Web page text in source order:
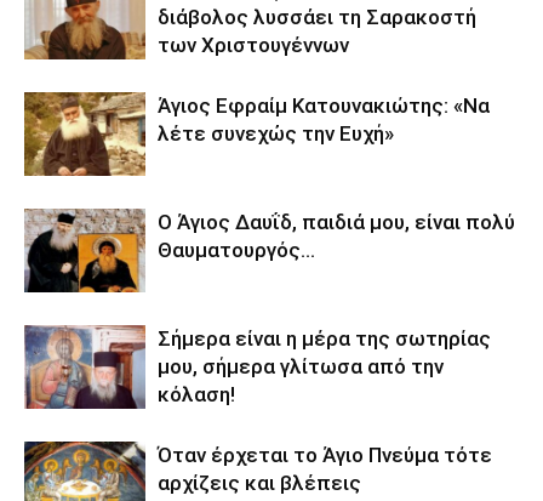
διάβολος λυσσάει τη Σαρακοστή
των Χριστουγέννων
Άγιος Εφραίμ Κατουνακιώτης: «Να
λέτε συνεχὠς την Ευχή»
Ο Άγιος Δαυΐδ, παιδιά μου, είναι πολύ
Θαυματουργός…
Σήμερα είναι η μέρα της σωτηρίας
μου, σήμερα γλίτωσα από την
κόλαση!
Όταν έρχεται το Άγιο Πνεύμα τότε
αρχίζεις και βλέπεις